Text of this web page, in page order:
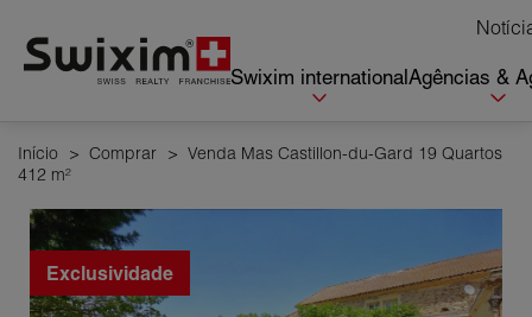
Swixim internationalAgências &
Início > Comprar > Venda Mas Castillon-du-Gard 19 Quartos
412 m²
Exclusividade